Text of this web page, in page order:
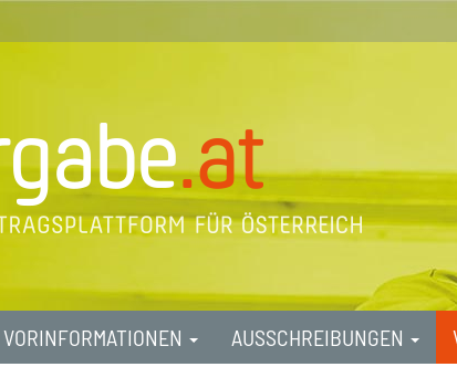
VORINFORMATIONEN AUSSCHREIBUNGEN